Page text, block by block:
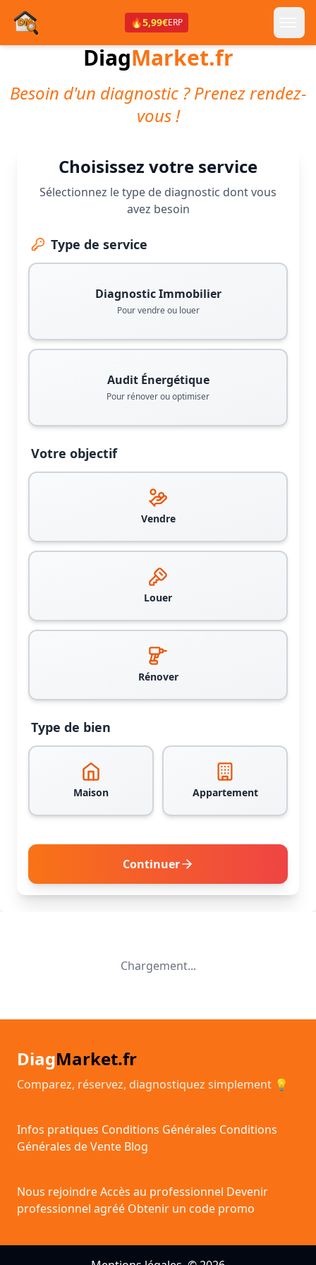
🔥5,99€ERP
DiagMarket.fr
Besoin d'un diagnostic ? Prenez rendez-
vous !
Choisissez votre service
Sélectionnez le type de diagnostic dont vous
avez besoin
Type de service
Diagnostic Immobilier
Pour vendre ou louer
Audit Énergétique
Pour rénover ou optimiser
Votre objectif
Vendre
Louer
Rénover
Type de bien
Maison Appartement
Continuer
Chargement...
DiagMarket.fr
Comparez, réservez, diagnostiquez simplement 💡
Infos pratiques Conditions Générales Conditions
Générales de Vente Blog
Nous rejoindreAccès au professionnel Devenir
professionnel agréé Obtenir un code promo